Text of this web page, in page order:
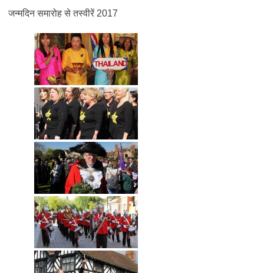
जन्मदिन समारोह से तस्वीरें 2017